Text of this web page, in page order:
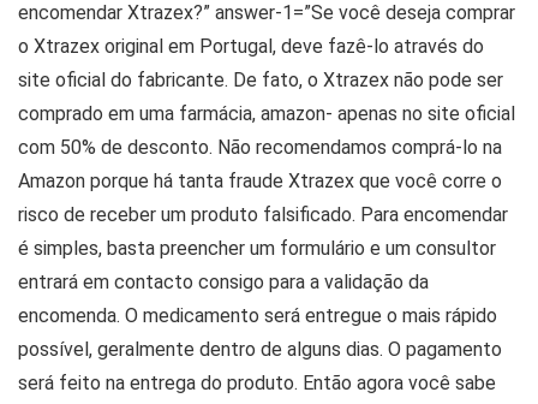
encomendar Xtrazex?” answer-1=”Se você deseja comprar
o Xtrazex original em Portugal, deve fazê-lo através do
site oficial do fabricante. De fato, o Xtrazex não pode ser
comprado em uma farmácia, amazon- apenas no site oficial
com 50% de desconto. Não recomendamos comprá-lo na
Amazon porque há tanta fraude Xtrazex que você corre o
risco de receber um produto falsificado. Para encomendar
é simples, basta preencher um formulário e um consultor
entrará em contacto consigo para a validação da
encomenda. O medicamento será entregue o mais rápido
possível, geralmente dentro de alguns dias. O pagamento
será feito na entrega do produto. Então agora você sabe